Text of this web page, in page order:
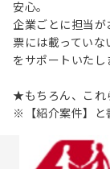
安心。
企業ごとに担当が
票には載ってい
をサポートいたし
★もちろん、これ
※【紹介案件】と